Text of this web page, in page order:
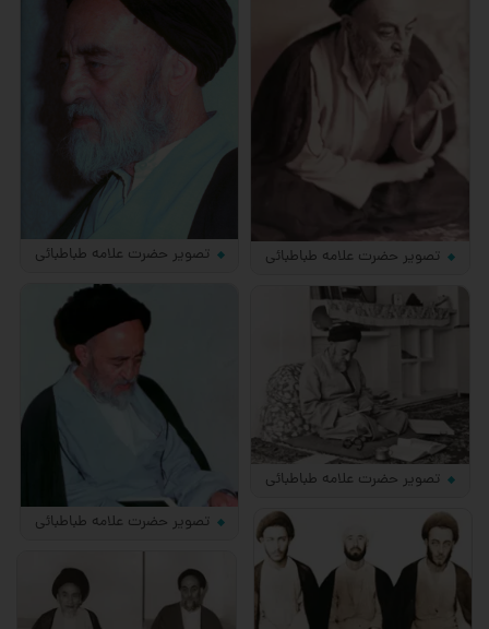
تصویر حضرت علامه طباطبائی تصویر حضرت علامه طباطبائی
تصویر حضرت علامه طباطبائی
تصویر حضرت علامه طباطبائی